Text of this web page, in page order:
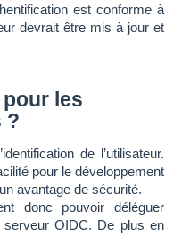
est conforme à
devrait être mis à jour et
les
?
de l’utilisateur.
pour le développement
avantage de sécurité.
donc pouvoir déléguer
serveur OIDC. De plus en